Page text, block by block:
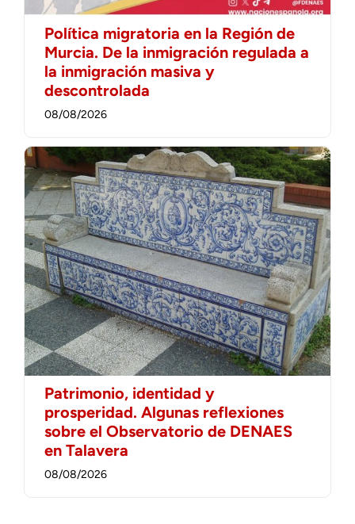
Política migratoria en la Región de
Murcia. De la inmigración regulada a
la inmigración masiva y
descontrolada
08/08/2026
Patrimonio, identidad y
prosperidad. Algunas reflexiones
sobre el Observatorio de DENAES
en Talavera
08/08/2026